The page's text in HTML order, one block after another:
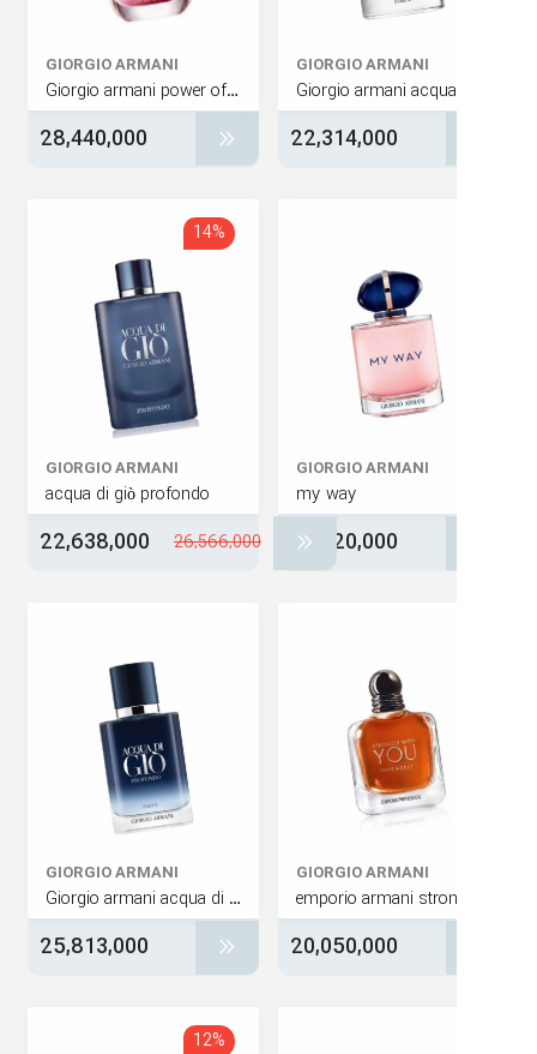
GIORGIO ARMANI
22,314,000
GIORGIO ARMANI
Giorgio armani power of you
28,440,000
GIORGIO ARMANI
21,020,000
GIORGIO ARMANI
acqua di giò profondo
26,566,000
22,638,000
GIORGIO ARMANI
20,050,000
GIORGIO ARMANI
Giorgio armani acqua di gio profondo parfum
25,813,000